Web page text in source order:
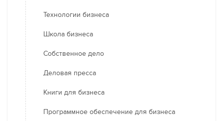
Технологии бизнеса
Школа бизнеса
Собственное дело
Деловая пресса
Книги для бизнеса
Программное обеспечение для бизнеса